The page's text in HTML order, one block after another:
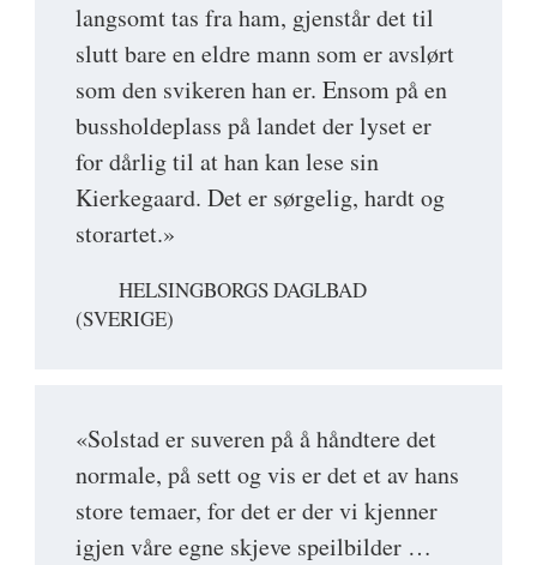
langsomt tas fra ham, gjenstår det til
slutt bare en eldre mann som er avslørt
som den svikeren han er. Ensom på en
bussholdeplass på landet der lyset er
for dårlig til at han kan lese sin
Kierkegaard. Det er sørgelig, hardt og
storartet.»
HELSINGBORGS DAGLBAD
(SVERIGE)
«Solstad er suveren på å håndtere det
normale, på sett og vis er det et av hans
store temaer, for det er der vi kjenner
igjen våre egne skjeve speilbilder …